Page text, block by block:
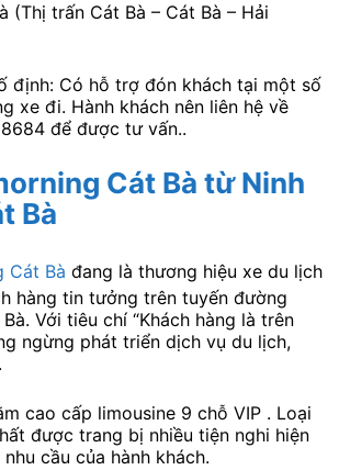
(Thị trấn Cát Bà – Cát Bà – Hải
định: Có hỗ trợ đón khách tại một số
xe đi. Hành khách nên liên hệ về
để được tư vấn..
Cát Bà từ Ninh
Bà
Cát Bà đang là thương hiệu xe du lịch
hàng tin tưởng trên tuyến đường
Với tiêu chí “Khách hàng là trên
ngừng phát triển dịch vụ du lịch,
cao cấp limousine 9 chỗ VIP . Loại
được trang bị nhiều tiện nghi hiện
cầu của hành khách.